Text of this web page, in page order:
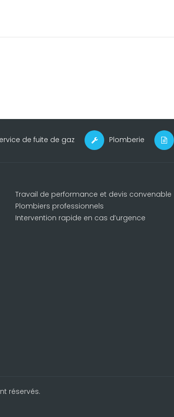
de fuite de gaz Plomberie
Travail de performance et devis convenable
Plombiers professionnels
Intervention rapide en cas d’urgence
réservés.